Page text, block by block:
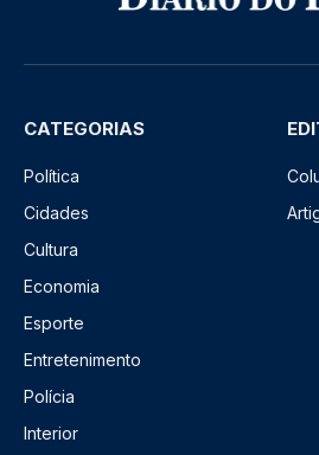
CATEGORIAS
Política
Cidades
Cultura
Economia
Esporte
Entretenimento
Polícia
Interior